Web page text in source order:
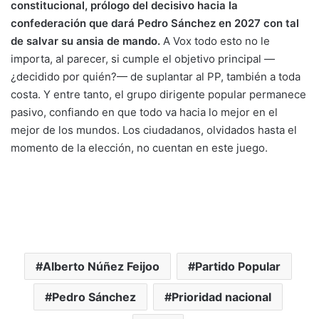
constitucional, prólogo del decisivo hacia la
confederación que dará Pedro Sánchez en 2027 con tal
de salvar su ansia de mando. A Vox todo esto no le
importa, al parecer, si cumple el objetivo principal —
¿decidido por quién?— de suplantar al PP, también a toda
costa. Y entre tanto, el grupo dirigente popular permanece
pasivo, confiando en que todo va hacia lo mejor en el
mejor de los mundos. Los ciudadanos, olvidados hasta el
momento de la elección, no cuentan en este juego.
Alberto Núñez Feijoo Partido Popular
Pedro Sánchez Prioridad nacional